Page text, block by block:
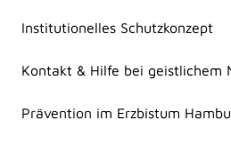
Institutionelles Schutzkonzept
Kontakt & Hilfe bei geistlichem
Prävention im Erzbistum